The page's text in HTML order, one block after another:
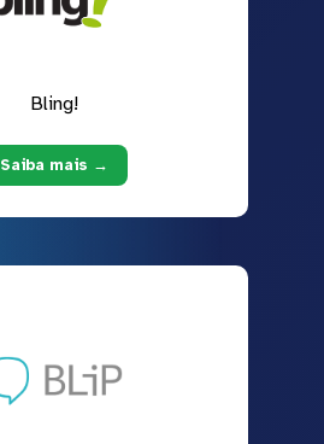
Bling!
Saiba mais →